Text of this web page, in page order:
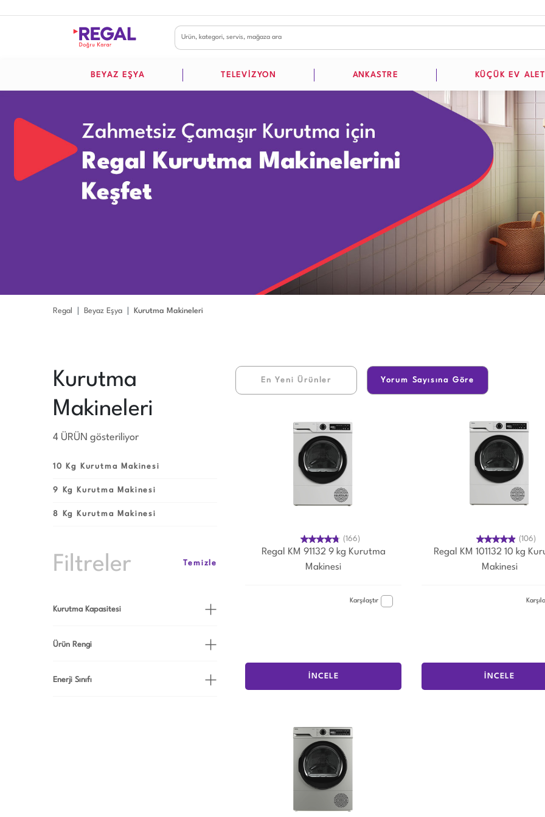
BEYAZ EŞYA TELEVİZYON ANKASTRE KÜÇÜK EV
Regal Beyaz Eşya Kurutma Makineleri
Kurutma
Makineleri
4 ÜRÜN gösteriliyor
10 Kg Kurutma Makinesi
9 Kg Kurutma Makinesi
8 Kg Kurutma Makinesi
Filtreler Temizle
Kurutma Kapasitesi
10kg (1)
9kg (2)
Ürün Rengi
Beyaz (3)
Enerji Sınıfı
En Yeni Ürünler Yorum Sayısına Göre
(166)
Regal KM 91132 9 kg Kurutma
Makinesi
Karşılaştır
İNCELE
(106)
Regal KM 101132 10 kg
Makinesi
İNCELE